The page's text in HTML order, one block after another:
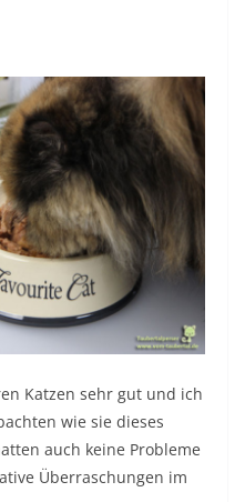
Katzen sehr gut und ich
wie sie dieses
auch keine Probleme
Überraschungen im